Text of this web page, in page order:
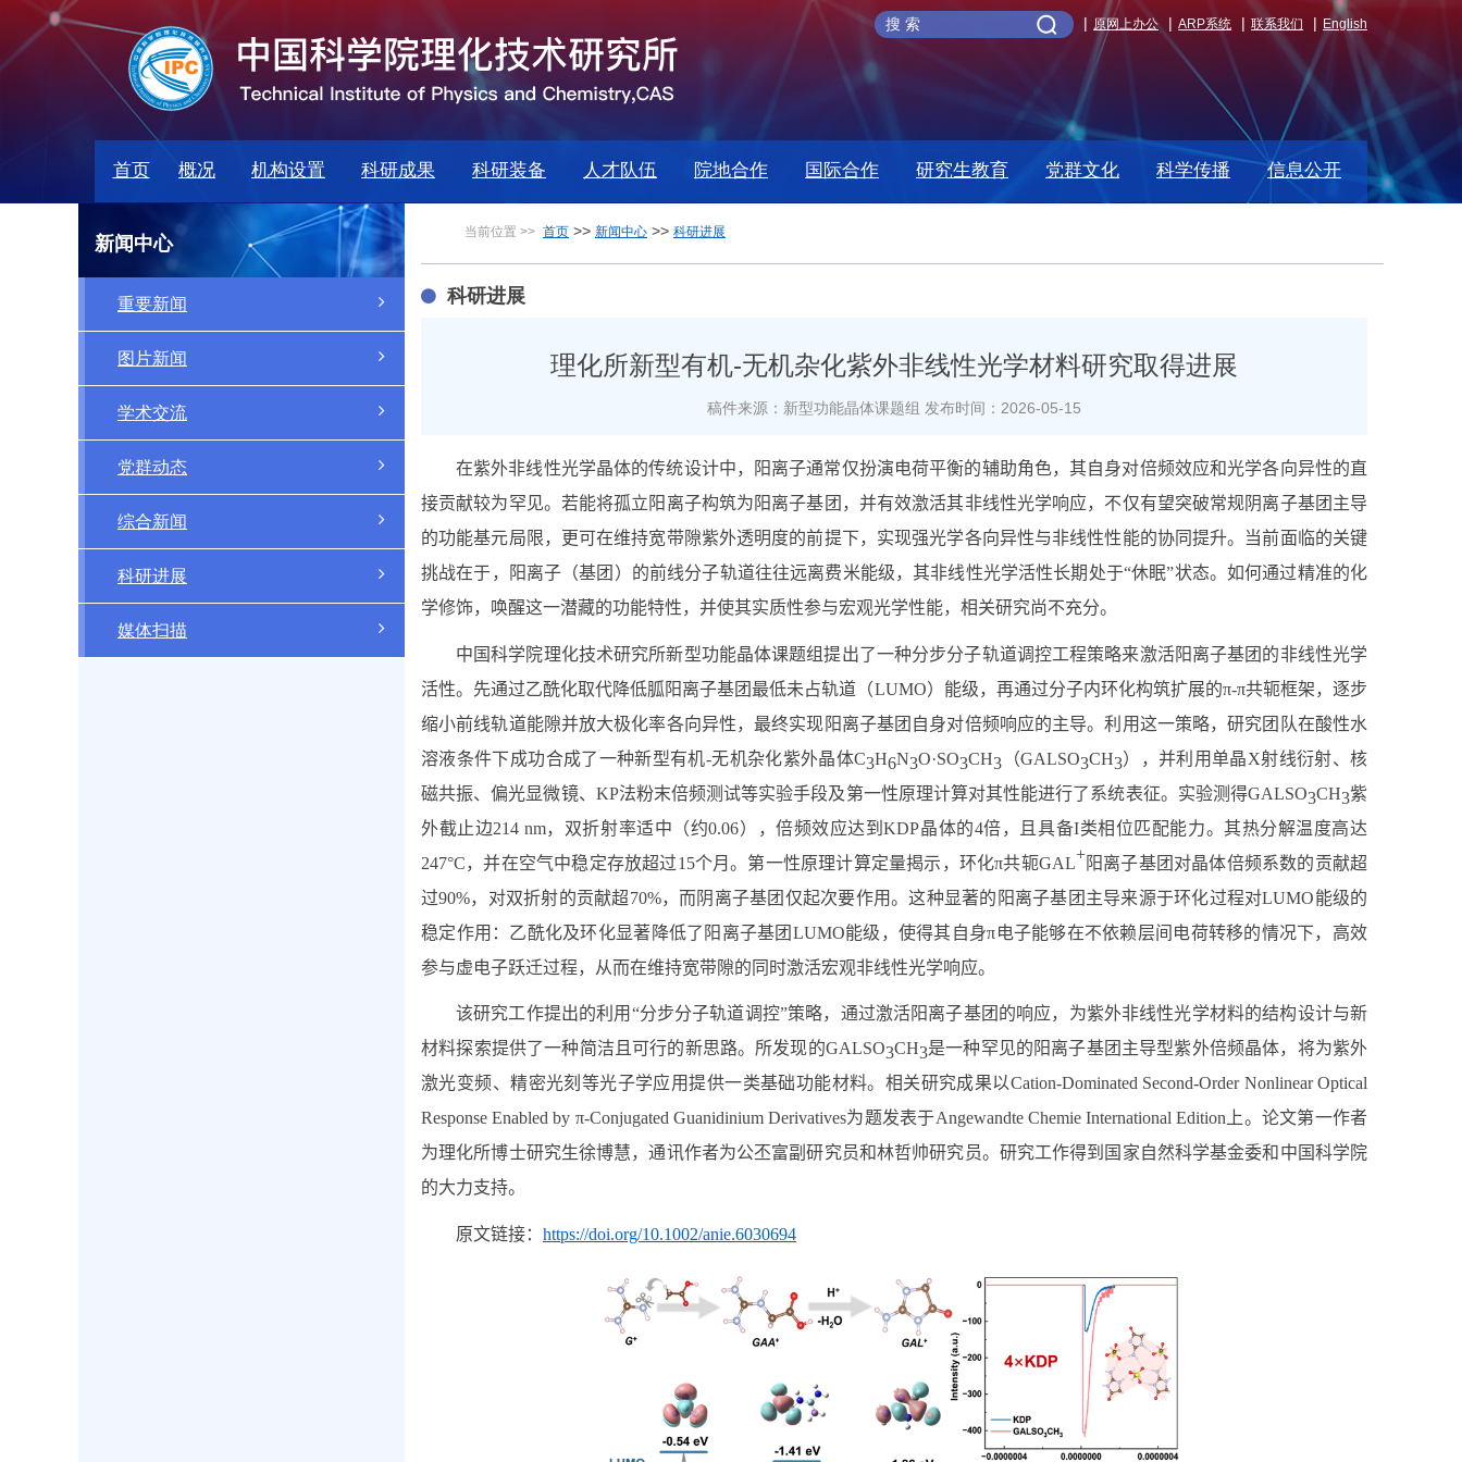
原网上办公 ARP系统 联系我们 English
首页 概况 机构设置 科研成果 科研装备 人才队伍 院地合作 国际合作 研究生教育 党群文化 科学传播 信息公开
新闻中心
重要新闻
图片新闻
学术交流
党群动态
综合新闻
科研进展
媒体扫描
当前位置 >> 首页 >> 新闻中心 >> 科研进展
科研进展
理化所新型有机-无机杂化紫外非线性光学材料研究取得进展
稿件来源：新型功能晶体课题组 发布时间：2026-05-15
在紫外非线性光学晶体的传统设计中，阳离子通常仅扮演电荷平衡的辅助角色，其自身对倍频效应和光学各向异性的直
接贡献较为罕见。若能将孤立阳离子构筑为阳离子基团，并有效激活其非线性光学响应，不仅有望突破常规阴离子基团主导
的功能基元局限，更可在维持宽带隙紫外透明度的前提下，实现强光学各向异性与非线性性能的协同提升。当前面临的关键
挑战在于，阳离子（基团）的前线分子轨道往往远离费米能级，其非线性光学活性长期处于“休眠”状态。如何通过精准的化
学修饰，唤醒这一潜藏的功能特性，并使其实质性参与宏观光学性能，相关研究尚不充分。
中国科学院理化技术研究所新型功能晶体课题组提出了一种分步分子轨道调控工程策略来激活阳离子基团的非线性光学
活性。先通过乙酰化取代降低胍阳离子基团最低未占轨道（LUMO）能级，再通过分子内环化构筑扩展的π-π共轭框架，逐步
缩小前线轨道能隙并放大极化率各向异性，最终实现阳离子基团自身对倍频响应的主导。利用这一策略，研究团队在酸性水
溶液条件下成功合成了一种新型有机-无机杂化紫外晶体C3H6N3O·SO3CH3 （GALSO3CH3），并利用单晶X射线衍射、核
磁共振、偏光显微镜、 KP法粉末倍频测试等实验手段及第一性原理计算对其性能进行了系统表征。实验测得GALSO3CH3紫
外截止边214 nm，双折射率适中（约0.06），倍频效应达到KDP晶体的4倍，且具备I类相位匹配能力。其热分解温度高达
247°C，并在空气中稳定存放超过15个月。第一性原理计算定量揭示，环化π共轭GAL+阳离子基团对晶体倍频系数的贡献超
过90%，对双折射的贡献超70%，而阴离子基团仅起次要作用。这种显著的阳离子基团主导来源于环化过程对LUMO能级的
稳定作用：乙酰化及环化显著降低了阳离子基团 LUMO能级，使得其自身π电子能够在不依赖层间电荷转移的情况下，高效
参与虚电子跃迁过程，从而在维持宽带隙的同时激活宏观非线性光学响应。
该研究工作提出的利用“分步分子轨道调控”策略，通过激活阳离子基团的响应，为紫外非线性光学材料的结构设计与新
材料探索提供了一种简洁且可行的新思路。所发现的GALSO3CH3是一种罕见的阳离子基团主导型紫外倍频晶体，将为紫外
激光变频、精密光刻等光子学应用提供一类基础功能材料。相关研究成果以Cation-Dominated Second-Order Nonlinear Optical
Response Enabled by π-Conjugated Guanidinium Derivatives为题发表于Angewandte Chemie International Edition 上。论文第一作者
为理化所博士研究生徐博慧，通讯作者为公丕富副研究员和林哲帅研究员。研究工作得到国家自然科学基金委和中国科学院
的大力支持。
原文链接： https://doi.org/10.1002/anie.6030694